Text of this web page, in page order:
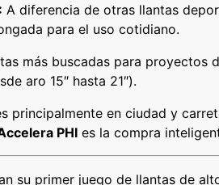
A diferencia de otras llantas
para el uso cotidiano.
más buscadas para proyectos
aro 15″ hasta 21″).
principalmente en ciudad y
PHI es la compra
su primer juego de llantas de